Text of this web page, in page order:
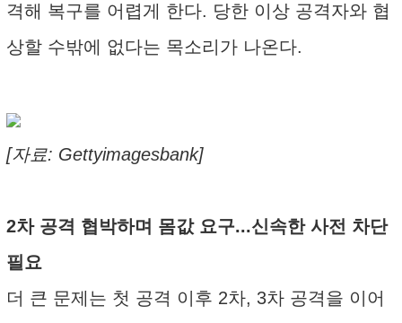
격해 복구를 어렵게 한다. 당한 이상 공격자와 협
상할 수밖에 없다는 목소리가 나온다.
[자료: Gettyimagesbank]
2차 공격 협박하며 몸값 요구...신속한 사전 차단
필요
더 큰 문제는 첫 공격 이후 2차, 3차 공격을 이어